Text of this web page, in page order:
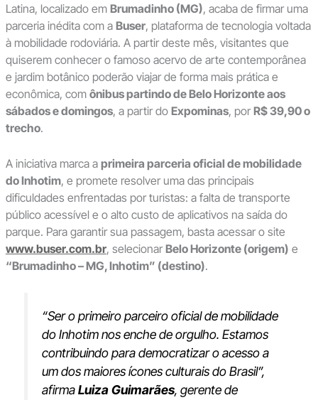
Latina, localizado em Brumadinho (MG), acaba de firmar uma
parceria inédita com a Buser, plataforma de tecnologia voltada
à mobilidade rodoviária. A partir deste mês, visitantes que
quiserem conhecer o famoso acervo de arte contemporânea
e jardim botânico poderão viajar de forma mais prática e
econômica, com ônibus partindo de Belo Horizonte aos
sábados e domingos, a partir do Expominas, por R$ 39,90 o
trecho.
A iniciativa marca a primeira parceria oficial de mobilidade
do Inhotim, e promete resolver uma das principais
dificuldades enfrentadas por turistas: a falta de transporte
público acessível e o alto custo de aplicativos na saída do
parque. Para garantir sua passagem, basta acessar o site
www.buser.com.br, selecionar Belo Horizonte (origem) e
“Brumadinho – MG, Inhotim” (destino).
“Ser o primeiro parceiro oficial de mobilidade
do Inhotim nos enche de orgulho. Estamos
contribuindo para democratizar o acesso a
um dos maiores ícones culturais do Brasil”,
afirmaLuiza Guimarães, gerente de